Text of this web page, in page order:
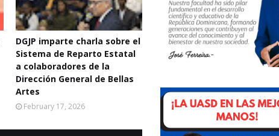
DGJP imparte charla sobre el
Sistema de Reparto Estatal
a colaboradores de la
Dirección General de Bellas
Artes
February 17, 2026